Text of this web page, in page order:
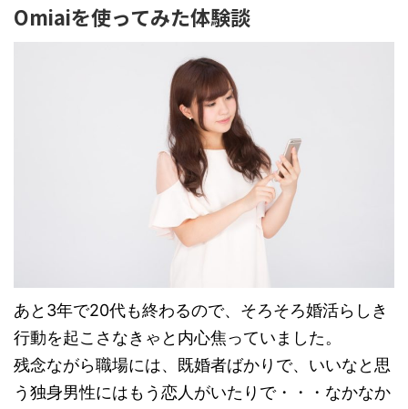
Omiaiを使ってみた体験談
あと3年で20代も終わるので、そろそろ婚活らしき
行動を起こさなきゃと内心焦っていました。
残念ながら職場には、既婚者ばかりで、いいなと思
う独身男性にはもう恋人がいたりで・・・なかなか